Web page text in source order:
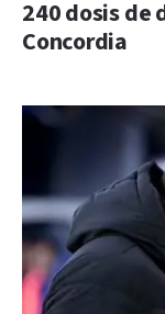
240 dosis de
Concordia